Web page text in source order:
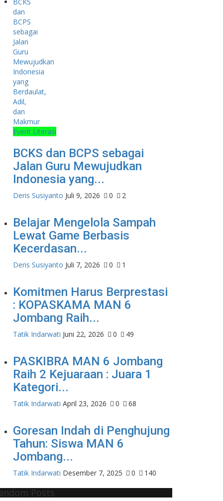
Event Literasi
BCKS dan BCPS sebagai
Jalan Guru Mewujudkan
Indonesia yang...
Deris Susiyanto Juli 9, 2026 0 2
Belajar Mengelola Sampah
Lewat Game Berbasis
Kecerdasan...
Deris Susiyanto Juli 7, 2026 0 1
Komitmen Harus Berprestasi
: KOPASKAMA MAN 6
Jombang Raih...
Tatik Indarwati Juni 22, 2026 0 49
PASKIBRA MAN 6 Jombang
Raih 2 Kejuaraan : Juara 1
Kategori...
Tatik Indarwati April 23, 2026 0 68
Goresan Indah di Penghujung
Tahun: Siswa MAN 6
Jombang...
Tatik Indarwati Desember 7, 2025 0 140
Posts